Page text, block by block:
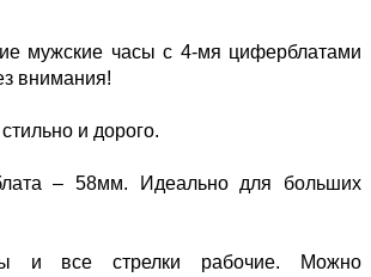
мужские часы с 4-мя циферблатами
внимания!
и дорого.
– 58мм. Идеально для больших
и все стрелки рабочие. Можно